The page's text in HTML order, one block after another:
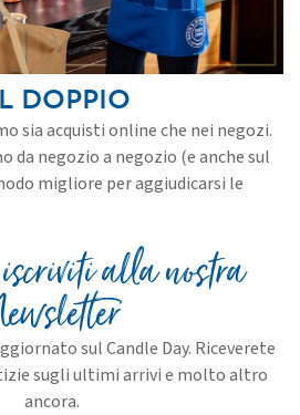
DOPPIO
sia acquisti online che nei negozi.
da negozio a negozio (e anche sul
migliore per aggiudicarsi le
alla nostra
sul Candle Day. Riceverete
sugli ultimi arrivi e molto altro
ancora.